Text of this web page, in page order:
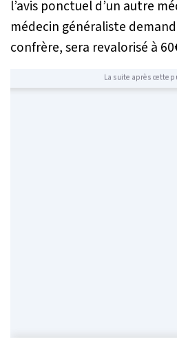
l’avis ponctuel d’un autre
médecin généraliste
confrère, sera revalorisé à
La suite après cette